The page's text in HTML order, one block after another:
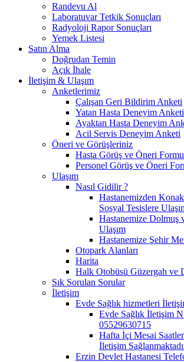
Randevu Al
Laboratuvar Tetkik Sonuçları
Radyoloji Rapor Sonuçları
Yemek Listesi
Satın Alma
Doğrudan Temin
Açık İhale
İletişim & Ulaşım
Anketlerimiz
Çalışan Geri Bildirim Anketi
Yatan Hasta Deneyim Anketi
Ayaktan Hasta Deneyim
Acil Servis Deneyim Anketi
Öneri ve Görüşleriniz
Hasta Görüş ve Öneri Formu
Personel Görüş ve Öneri
Ulaşım
Nasıl Gidilir ?
Hastanemizden
Sosyal Tesislere
Hastanemize Dolmuş
Ulaşım
Hastanemize Şehir
Otopark Alanları
Harita
Halk Otobüsü Güzergah ve
Sık Sorulan Sorular
İletişim
Evde Sağlık hizmetleri
Evde Sağlık İletişim
05529630715
Hafta İçi Mesai
İletişim
Erzin Devlet Hastanesi